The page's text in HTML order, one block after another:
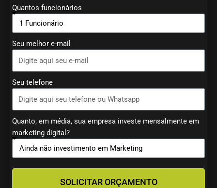
Quantos funcionários
Seu melhor e-mail
Seu telefone
Quanto, em média, sua empresa investe mensalmente em
marketing digital?
SOLICITAR ORÇAMENTO